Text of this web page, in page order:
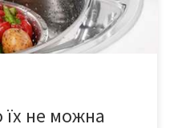
не можна